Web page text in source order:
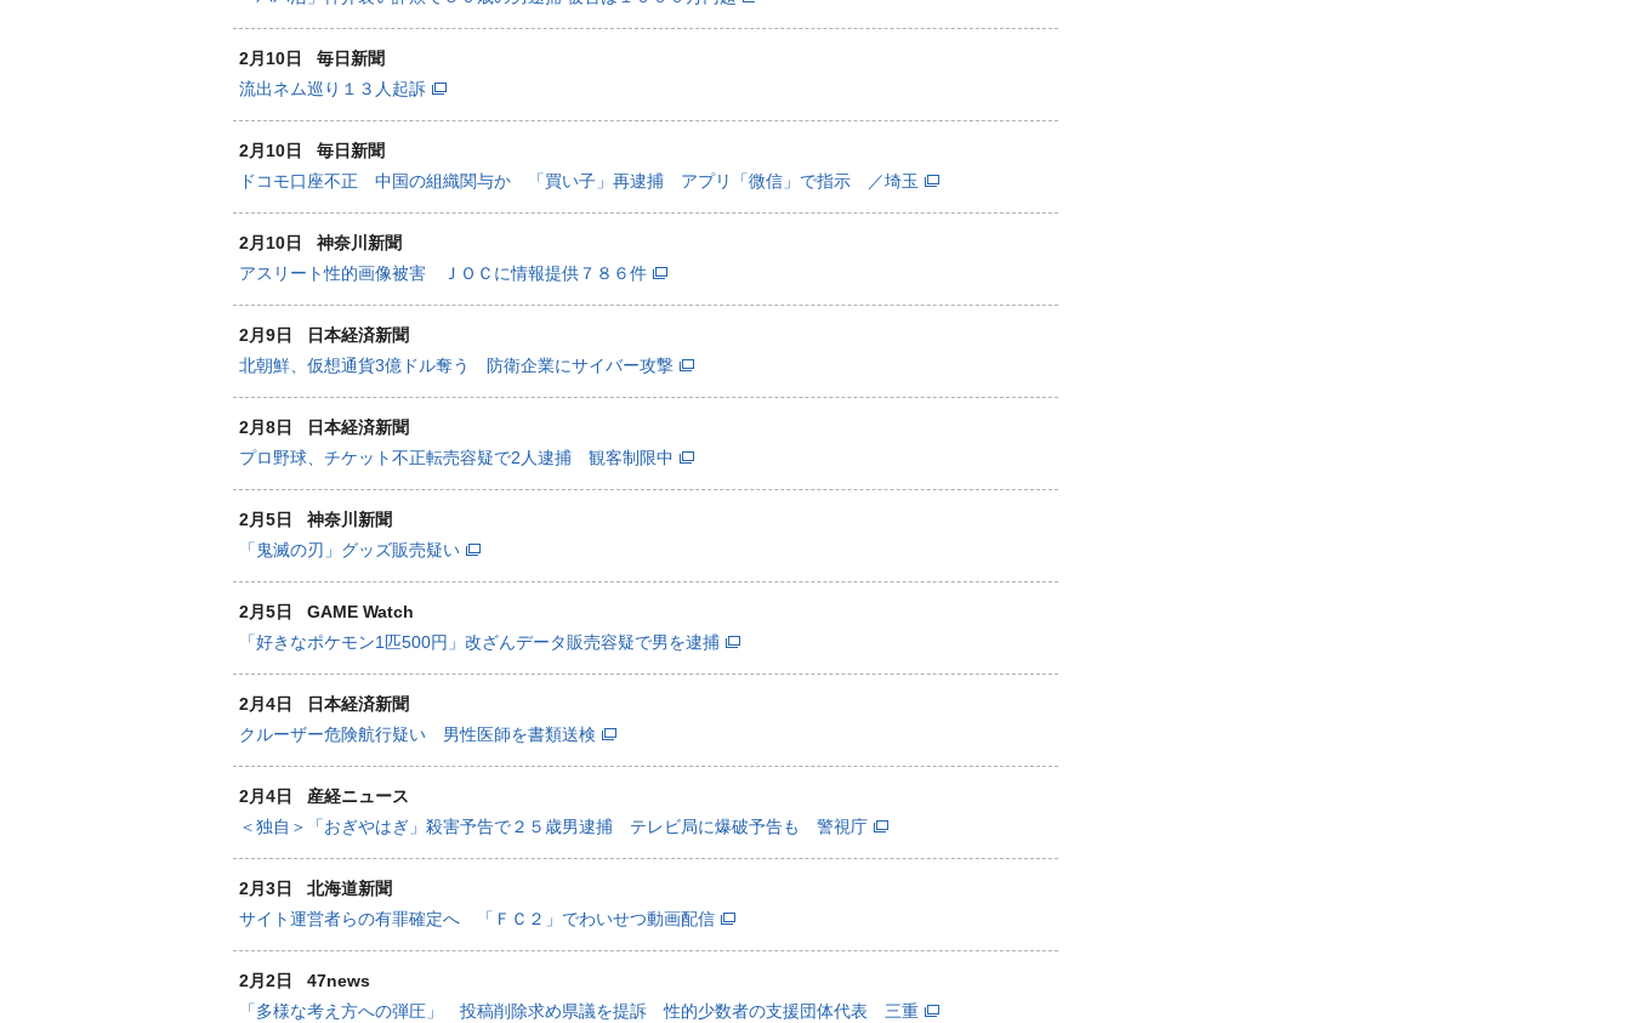
2月10日
毎日新聞
流出ネム巡り１３人起訴
2月10日
毎日新聞
ドコモ口座不正 中国の組織関与か 「買い子」再逮捕 アプリ「微信」で指示 ／埼玉
2月10日
神奈川新聞
アスリート性的画像被害 ＪＯＣに情報提供７８６件
2月9日
日本経済新聞
北朝鮮、仮想通貨3億ドル奪う 防衛企業にサイバー攻撃
2月8日
日本経済新聞
プロ野球、チケット不正転売容疑で2人逮捕 観客制限中
2月5日
神奈川新聞
「鬼滅の刃」グッズ販売疑い
2月5日
GAME Watch
「好きなポケモン1匹500円」改ざんデータ販売容疑で男を逮捕
2月4日
日本経済新聞
クルーザー危険航行疑い 男性医師を書類送検
2月4日
産経ニュース
＜独自＞「おぎやはぎ」殺害予告で２５歳男逮捕 テレビ局に爆破予告も 警視庁
2月3日
北海道新聞
サイト運営者らの有罪確定へ 「ＦＣ２」でわいせつ動画配信
2月2日
47news
「多様な考え方への弾圧」 投稿削除求め県議を提訴 性的少数者の支援団体代表 三重